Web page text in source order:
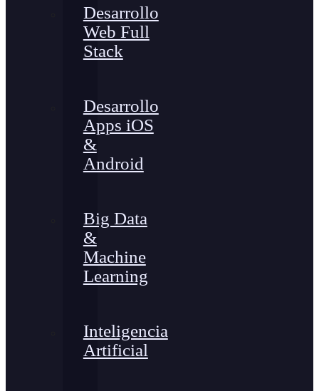
Desarrollo
Web Full
Stack
Desarrollo
Apps iOS
&
Android
Big Data
&
Machine
Learning
Inteligencia
Artificial